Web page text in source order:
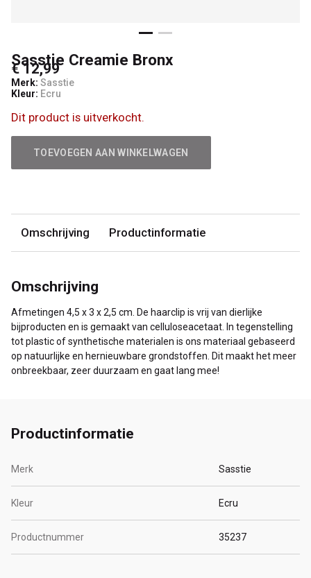
Sasstie Creamie Bronx
€ 12,99
Merk: Sasstie
Kleur: Ecru
Dit product is uitverkocht.
TOEVOEGEN AAN WINKELWAGEN
Omschrijving Productinformatie
Omschrijving
Afmetingen 4,5 x 3 x 2,5 cm. De haarclip is vrij van dierlijke
bijproducten en is gemaakt van celluloseacetaat. In tegenstelling
tot plastic of synthetische materialen is ons materiaal gebaseerd
op natuurlijke en hernieuwbare grondstoffen. Dit maakt het meer
onbreekbaar, zeer duurzaam en gaat lang mee!
Productinformatie
Merk Sasstie
Kleur Ecru
Productnummer 35237